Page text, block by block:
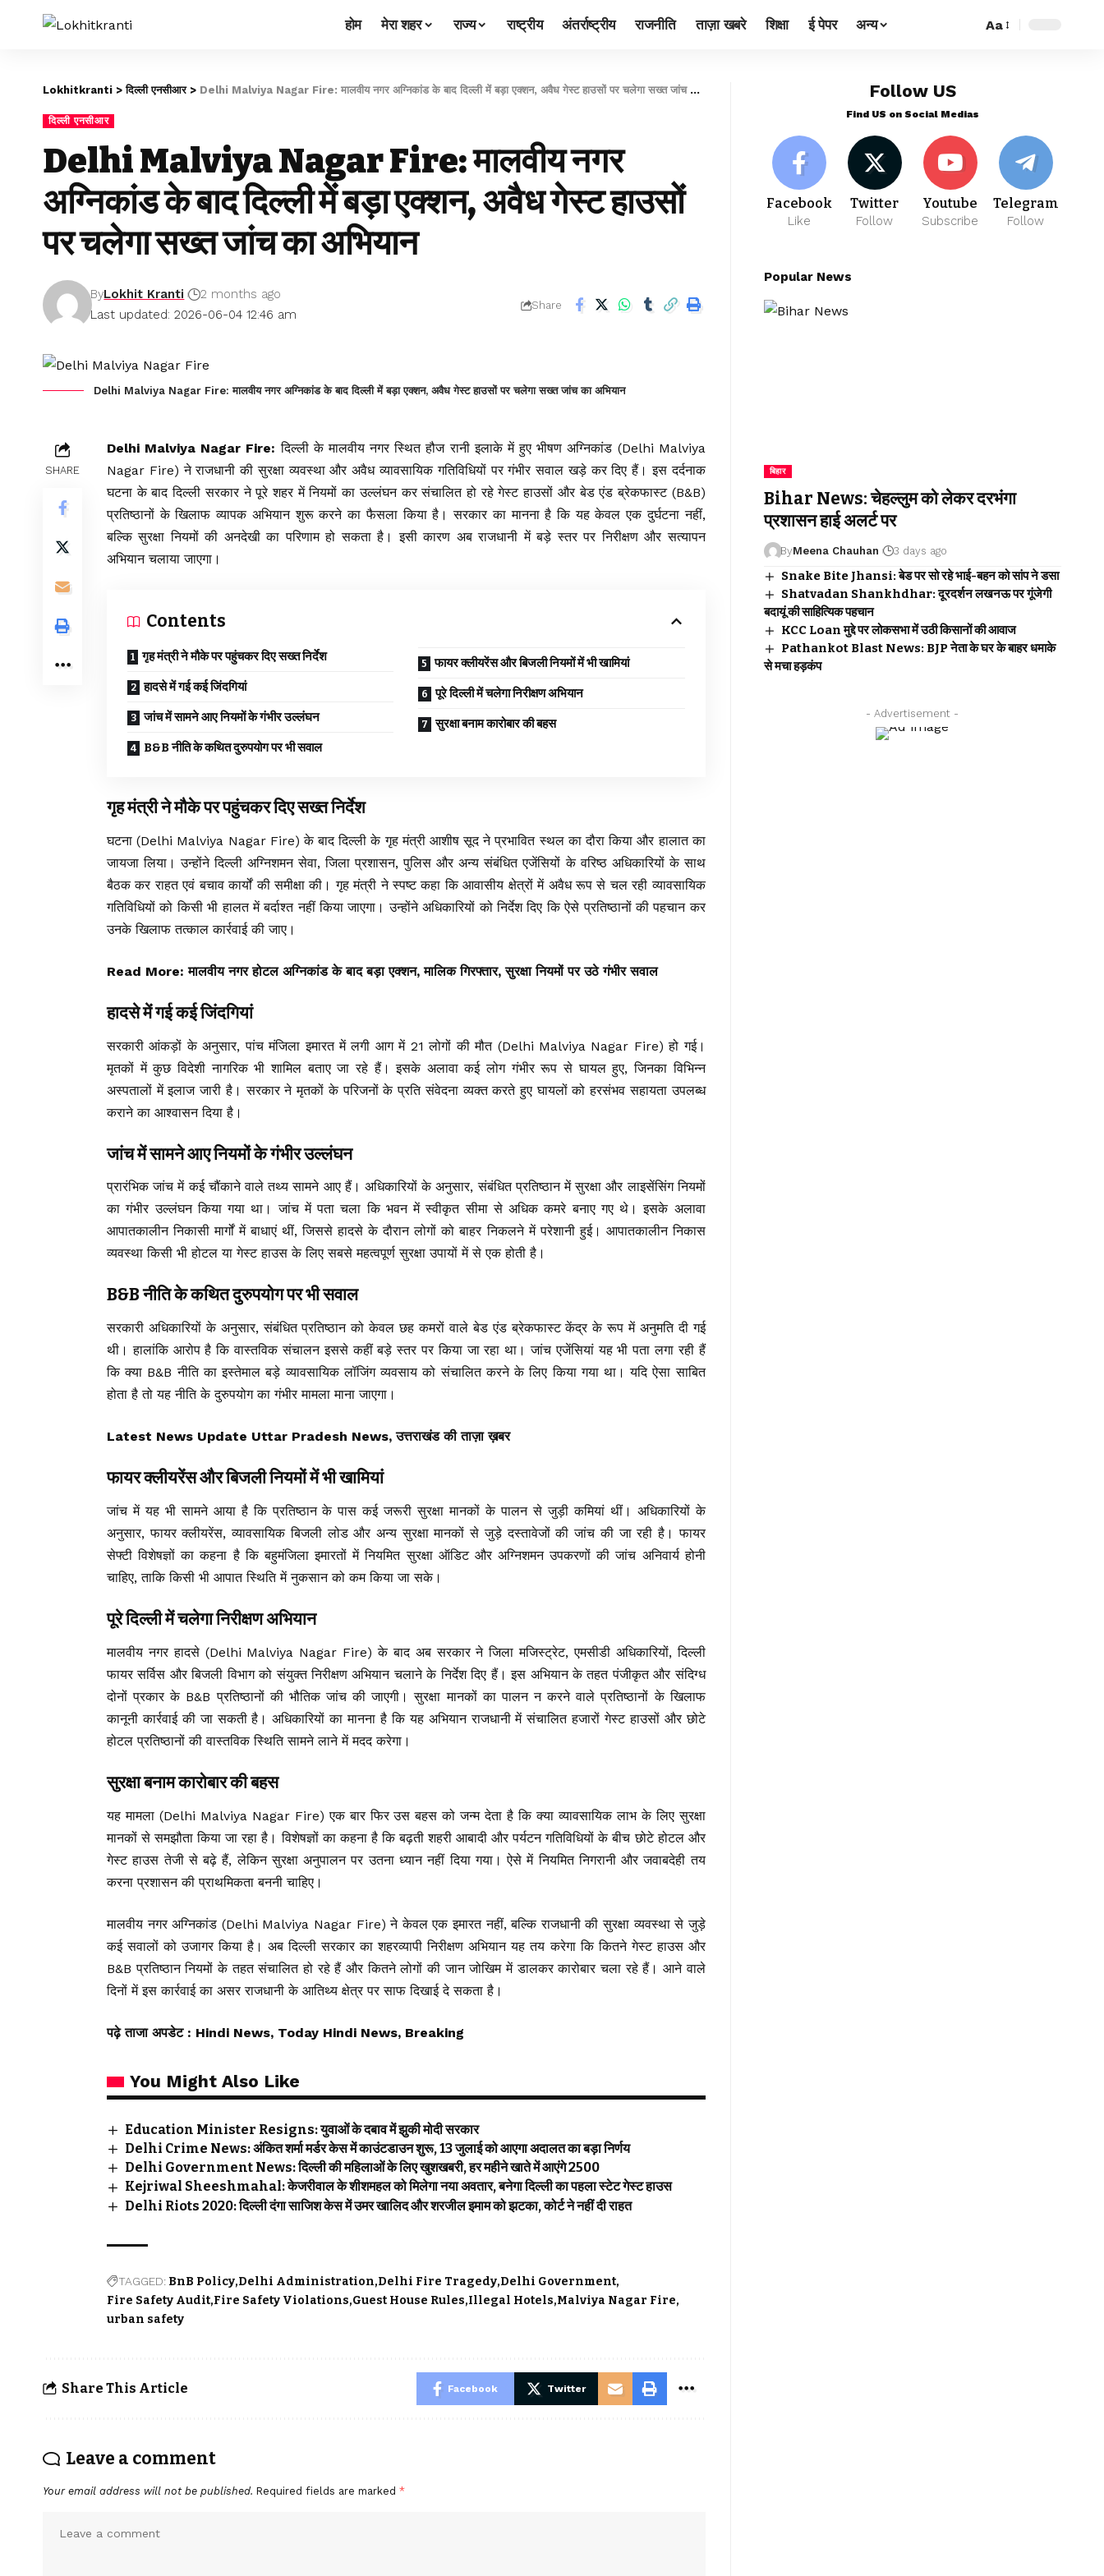
होम मेरा शहर राज्य राष्ट्रीय अंतर्राष्ट्रीय राजनीति ताज़ा खबरे शिक्षा ई पेपर अन्य Aa
Lokhitkranti >दिल्ली एनसीआर> Delhi Malviya Nagar Fire: मालवीय नगर अग्निकांड के बाद दिल्ली में बड़ा एक्शन, अवैध गेस्ट हाउसों पर चलेगा सख्त जांच का अभियान
दिल्ली एनसीआर
Delhi Malviya Nagar Fire: मालवीय नगर
अग्निकांड के बाद दिल्ली में बड़ा एक्शन, अवैध गेस्ट हाउसों
पर चलेगा सख्त जांच का अभियान
Last updated: 2026-06-04 12:46 am
ByLokhit Kranti 2 months ago
Share
Delhi Malviya Nagar Fire: मालवीय नगर अग्निकांड के बाद दिल्ली में बड़ा एक्शन, अवैध गेस्ट हाउसों पर चलेगा सख्त जांच का अभियान
SHARE
Delhi Malviya Nagar Fire: दिल्ली के मालवीय नगर स्थित हौज रानी इलाके में हुए भीषण अग्निकांड (Delhi Malviya
Nagar Fire) ने राजधानी की सुरक्षा व्यवस्था और अवैध व्यावसायिक गतिविधियों पर गंभीर सवाल खड़े कर दिए हैं। इस दर्दनाक
घटना के बाददिल्ली सरकार ने पूरे शहर में नियमों का उल्लंघन कर संचालित हो रहे गेस्ट हाउसों और बेड एंड ब्रेकफास्ट (B&B)
प्रतिष्ठानों के खिलाफ व्यापक अभियान शुरू करने का फैसला किया है। सरकार का मानना है कि यह केवल एक दुर्घटना नहीं,
बल्कि सुरक्षा नियमों की अनदेखी का परिणाम हो सकता है। इसी कारण अब राजधानी में बड़े स्तर पर निरीक्षण और सत्यापन
अभियान चलाया जाएगा।
Contents
गृह मंत्री ने मौके पर पहुंचकर दिए सख्त निर्देश
हादसे में गई कई जिंदगियां
जांच में सामने आए नियमों के गंभीर उल्लंघन
B&B नीति के कथित दुरुपयोग पर भी सवाल
फायर क्लीयरेंस और बिजली नियमों में भी खामियां
पूरे दिल्ली में चलेगा निरीक्षण अभियान
सुरक्षा बनाम कारोबार की बहस
गृह मंत्री ने मौके पर पहुंचकर दिए सख्त निर्देश
घटना (Delhi Malviya Nagar Fire) के बाद दिल्ली के गृह मंत्री आशीष सूद ने प्रभावित स्थल का दौरा किया और हालात का
जायजा लिया। उन्होंने दिल्ली अग्निशमन सेवा, जिला प्रशासन, पुलिस और अन्य संबंधित एजेंसियों के वरिष्ठ अधिकारियों के साथ
बैठक कर राहत एवं बचाव कार्यों की समीक्षा की। गृह मंत्री ने स्पष्ट कहा कि आवासीय क्षेत्रों में अवैध रूप से चल रही व्यावसायिक
गतिविधियों को किसी भी हालत में बर्दाश्त नहीं किया जाएगा। उन्होंने अधिकारियों को निर्देश दिए कि ऐसे प्रतिष्ठानों की पहचान कर
उनके खिलाफ तत्काल कार्रवाई की जाए।
Read More:मालवीय नगर होटल अग्निकांड के बाद बड़ा एक्शन, मालिक गिरफ्तार, सुरक्षा नियमों पर उठे गंभीर सवाल
हादसे में गई कई जिंदगियां
सरकारी आंकड़ों के अनुसार, पांच मंजिला इमारत में लगी आग में 21 लोगों की मौत (Delhi Malviya Nagar Fire) हो गई।
मृतकों में कुछ विदेशी नागरिक भी शामिल बताए जा रहे हैं। इसके अलावा कई लोग गंभीर रूप से घायल हुए, जिनका विभिन्न
अस्पतालों में इलाज जारी है। सरकार ने मृतकों के परिजनों के प्रति संवेदना व्यक्त करते हुए घायलों को हरसंभव सहायता उपलब्ध
कराने का आश्वासन दिया है।
जांच में सामने आए नियमों के गंभीर उल्लंघन
प्रारंभिक जांच में कई चौंकाने वाले तथ्य सामने आए हैं। अधिकारियों के अनुसार, संबंधित प्रतिष्ठान में सुरक्षा और लाइसेंसिंग नियमों
का गंभीर उल्लंघन किया गया था। जांच में पता चला कि भवन में स्वीकृत सीमा से अधिक कमरे बनाए गए थे। इसके अलावा
आपातकालीन निकासी मार्गों में बाधाएं थीं, जिससे हादसे के दौरान लोगों को बाहर निकलने में परेशानी हुई। आपातकालीन निकास
व्यवस्था किसी भी होटल या गेस्ट हाउस के लिए सबसे महत्वपूर्ण सुरक्षा उपायों में से एक होती है।
B&B नीति के कथित दुरुपयोग पर भी सवाल
सरकारी अधिकारियों के अनुसार, संबंधित प्रतिष्ठान को केवल छह कमरों वाले बेड एंड ब्रेकफास्ट केंद्र के रूप में अनुमति दी गई
थी। हालांकि आरोप है कि वास्तविक संचालन इससे कहीं बड़े स्तर पर किया जा रहा था। जांच एजेंसियां यह भी पता लगा रही हैं
कि क्या B&B नीति का इस्तेमाल बड़े व्यावसायिक लॉजिंग व्यवसाय को संचालित करने के लिए किया गया था। यदि ऐसा साबित
होता है तो यह नीति के दुरुपयोग का गंभीर मामला माना जाएगा।
Latest News Update Uttar Pradesh News, उत्तराखंड की ताज़ा ख़बर
फायर क्लीयरेंस और बिजली नियमों में भी खामियां
जांच में यह भी सामने आया है कि प्रतिष्ठान के पास कई जरूरी सुरक्षा मानकों के पालन से जुड़ी कमियां थीं। अधिकारियों के
अनुसार, फायर क्लीयरेंस, व्यावसायिक बिजली लोड और अन्य सुरक्षा मानकों से जुड़े दस्तावेजों की जांच की जा रही है। फायर
सेफ्टी विशेषज्ञों का कहना है कि बहुमंजिला इमारतों में नियमित सुरक्षा ऑडिट और अग्निशमन उपकरणों की जांच अनिवार्य होनी
चाहिए, ताकि किसी भी आपात स्थिति में नुकसान को कम किया जा सके।
पूरे दिल्ली में चलेगा निरीक्षण अभियान
मालवीय नगर हादसे (Delhi Malviya Nagar Fire) के बाद अब सरकार ने जिला मजिस्ट्रेट, एमसीडी अधिकारियों, दिल्ली
फायर सर्विस और बिजली विभाग को संयुक्त निरीक्षण अभियान चलाने के निर्देश दिए हैं। इस अभियान के तहत पंजीकृत और संदिग्ध
दोनों प्रकार के B&B प्रतिष्ठानों की भौतिक जांच की जाएगी। सुरक्षा मानकों का पालन न करने वाले प्रतिष्ठानों के खिलाफ
कानूनी कार्रवाई की जा सकती है। अधिकारियों का मानना है कि यह अभियान राजधानी में संचालित हजारों गेस्ट हाउसों और छोटे
होटल प्रतिष्ठानों की वास्तविक स्थिति सामने लाने में मदद करेगा।
सुरक्षा बनाम कारोबार की बहस
यह मामला (Delhi Malviya Nagar Fire) एक बार फिर उस बहस को जन्म देता है कि क्या व्यावसायिक लाभ के लिए सुरक्षा
मानकों से समझौता किया जा रहा है। विशेषज्ञों का कहना है कि बढ़ती शहरी आबादी और पर्यटन गतिविधियों के बीच छोटे होटल और
गेस्ट हाउस तेजी से बढ़े हैं, लेकिन सुरक्षा अनुपालन पर उतना ध्यान नहीं दिया गया। ऐसे में नियमित निगरानी और जवाबदेही तय
करना प्रशासन की प्राथमिकता बननी चाहिए।
मालवीय नगर अग्निकांड (Delhi Malviya Nagar Fire) ने केवल एक इमारत नहीं, बल्कि राजधानी की सुरक्षा व्यवस्था से जुड़े
कई सवालों को उजागर किया है। अब दिल्ली सरकार का शहरव्यापी निरीक्षण अभियान यह तय करेगा कि कितने गेस्ट हाउस और
B&B प्रतिष्ठान नियमों के तहत संचालित हो रहे हैं और कितने लोगों की जान जोखिम में डालकर कारोबार चला रहे हैं। आने वाले
दिनों में इस कार्रवाई का असर राजधानी के आतिथ्य क्षेत्र पर साफ दिखाई दे सकता है।
पढ़े ताजा अपडेट : Hindi News, Today Hindi News, Breaking
You Might Also Like
Education Minister Resigns: युवाओं के दबाव में झुकी मोदी सरकार
Delhi Crime News: अंकित शर्मा मर्डर केस में काउंटडाउन शुरू, 13 जुलाई को आएगा अदालत का बड़ा निर्णय
Delhi Government News: दिल्ली की महिलाओं के लिए खुशखबरी, हर महीने खाते में आएंगे ₹2500
Kejriwal Sheeshmahal: केजरीवाल के शीशमहल को मिलेगा नया अवतार, बनेगा दिल्ली का पहला स्टेट गेस्ट हाउस
Delhi Riots 2020: दिल्ली दंगा साजिश केस में उमर खालिद और शरजील इमाम को झटका, कोर्ट ने नहीं दी राहत
TAGGED: BnB Policy Delhi Administration Delhi Fire Tragedy Delhi Government
Fire Safety Audit Fire Safety Violations Guest House Rules Illegal Hotels Malviya Nagar Fire
urban safety
Share This Article Facebook Twitter
Leave a comment
Your email address will not be published. Required fields are marked *
Follow US
Find US on Social Medias
Facebook
Like
Twitter
Follow
Youtube
Subscribe
Telegram
Follow
Popular News
बिहार
Bihar News: चेहल्लुम को लेकर दरभंगा
प्रशासन हाई अलर्ट पर
ByMeena Chauhan 3 days ago
Snake Bite Jhansi: बेड पर सो रहे भाई-बहन को सांप ने डसा
Shatvadan Shankhdhar: दूरदर्शन लखनऊ पर गूंजेगी
बदायूं की साहित्यिक पहचान
KCC Loan मुद्दे पर लोकसभा में उठी किसानों की आवाज
Pathankot Blast News: BJP नेता के घर के बाहर धमाके
से मचा हड़कंप
- Advertisement -